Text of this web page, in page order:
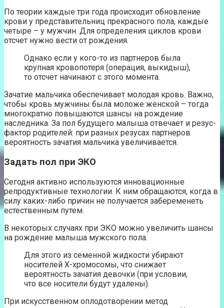
По теории каждые три года происходит обновление
крови у представительниц прекрасного пола, каждые
четыре – у мужчин. Для определения циклов крови
отсчет нужно вести от рождения.
Однако если у кого-то из партнеров была
крупная кровопотеря (операция, выкидыш),
то отсчет начинают с этого момента.
Зачатие мальчика обеспечивает молодая кровь. Важно,
чтобы кровь мужчины была моложе женской – тогда
многократно повышаются шансы на рождение
наследника. За пол будущего малыша отвечает и резус-
фактор родителей: при разных резусах партнеров
вероятность зачатия мальчика увеличивается.
Задать пол при ЭКО
Сегодня активно используются инновационные
репродуктивные технологии. К ним обращаются, когда в
силу каких-либо причин не получается забеременеть
естественным путем.
В некоторых случаях при ЭКО можно увеличить шансы
на рождение малыша мужского пола.
Для этого из семенной жидкости убирают
носителей Х-хромосомы, что снижает
вероятность зачатия девочки (при условии,
что все носители будут удалены).
При искусственном оплодотворении метод